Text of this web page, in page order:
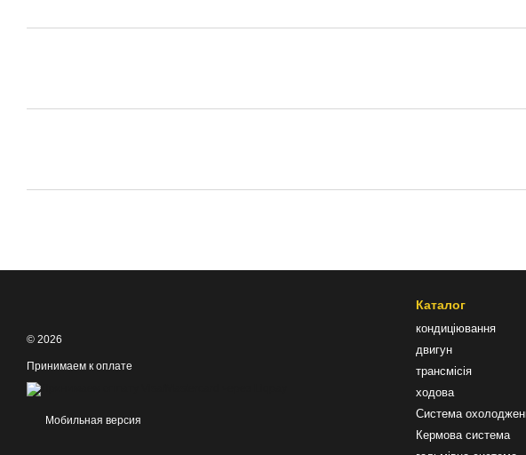
© 2026
Принимаем к оплате
Мобильная версия
Каталог
кондиціювання
двигун
трансмісія
ходова
Система
Кермова система